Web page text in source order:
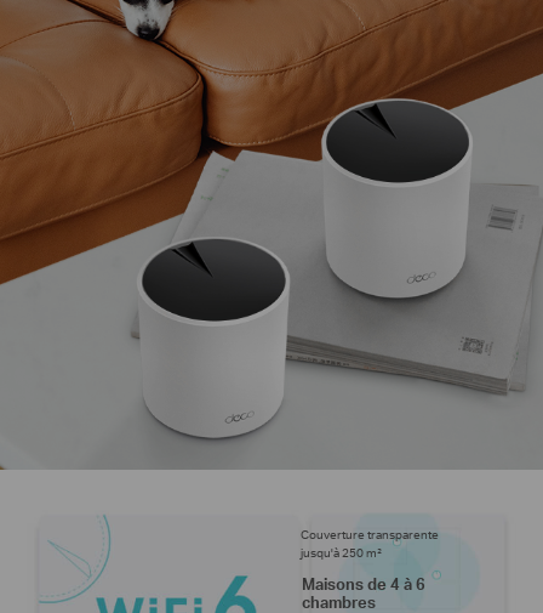
Couverture transparente
jusqu'à 250 m²
Maisons de 4 à 6
chambres